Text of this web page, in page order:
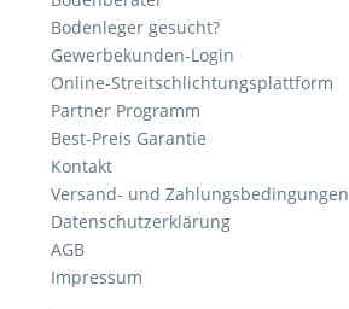
Bodenleger gesucht?
Gewerbekunden-Login
Online-Streitschlichtungsplattform
Partner Programm
Best-Preis Garantie
Kontakt
Versand- und Zahlungsbedingungen
Datenschutzerklärung
AGB
Impressum